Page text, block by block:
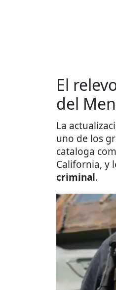
El
del
La
uno de los
cataloga
California, y
criminal.